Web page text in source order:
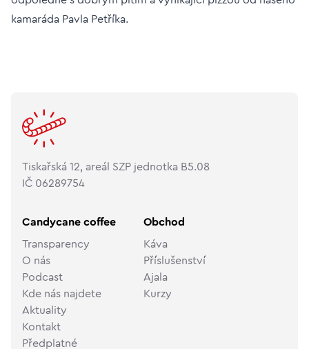
kamaráda Pavla Petříka.
Tiskařská 12, areál SZP jednotka B5.08
IČ 06289754
Candycane coffee
Transparency
O nás
Podcast
Kde nás najdete
Aktuality
Kontakt
Předplatné
Obchod
Káva
Příslušenství
Ajala
Kurzy